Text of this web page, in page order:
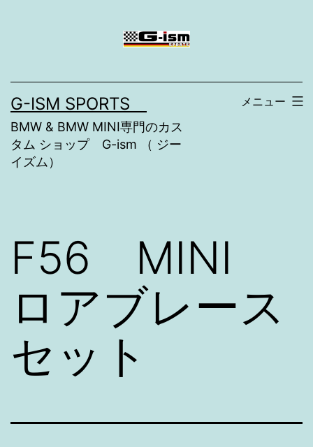
ン
ツ
へ
ス
G-ISM SPORTS
BMW & BMW MINI専門のカス
タム ショップ G-ism （ ジー
イズム）
メニュー
F56 MINI
ロアブレース
セット